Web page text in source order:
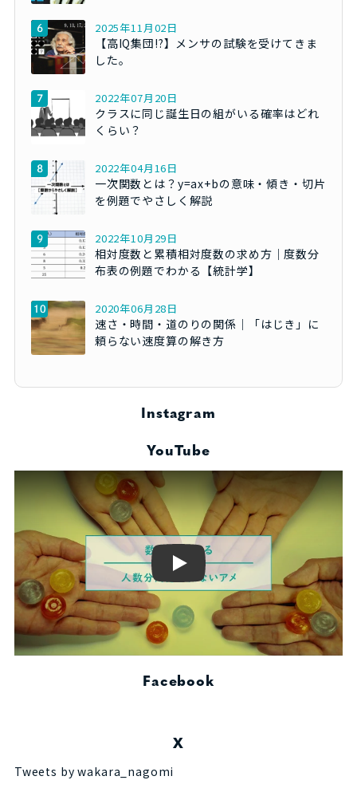
2025年11月02日
【高IQ集団!?】メンサの試験を受けてきま
した。
2022年07月20日
クラスに同じ誕生日の組がいる確率はどれ
くらい？
2022年04月16日
一次関数とは？y=ax+bの意味・傾き・切片
を例題でやさしく解説
2022年10月29日
相対度数と累積相対度数の求め方｜度数分
布表の例題でわかる【統計学】
2020年06月28日
速さ・時間・道のりの関係｜「はじき」に
頼らない速度算の解き方
Instagram
YouTube
Play
Facebook
X
Tweets by wakara_nagomi